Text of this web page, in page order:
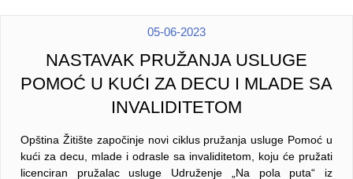
05-06-2023
NASTAVAK PRUŽANJA USLUGE
POMOĆ U KUĆI ZA DECU I MLADE SA
INVALIDITETOM
Opština Žitište započinje novi ciklus pružanja usluge Pomoć u
kući za decu, mlade i odrasle sa invaliditetom, koju će pružati
licenciran pružalac usluge Udruženje „Na pola puta“ iz